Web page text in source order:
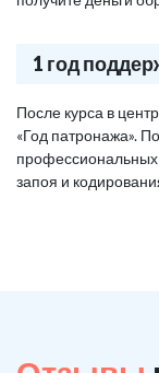
1 год
После курса в
«Год патронажа».
профессиональных
запоя и